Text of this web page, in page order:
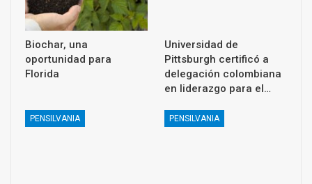
Biochar, una
oportunidad para
Florida
Universidad de
Pittsburgh certificó a
delegación colombiana
en liderazgo para el…
PENSILVANIA PENSILVANIA